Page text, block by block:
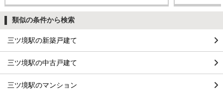
類似の条件から検索
三ツ境駅の新築戸建て
三ツ境駅の中古戸建て
三ツ境駅のマンション